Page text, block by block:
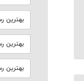
بهترین
بهترین
بهترین